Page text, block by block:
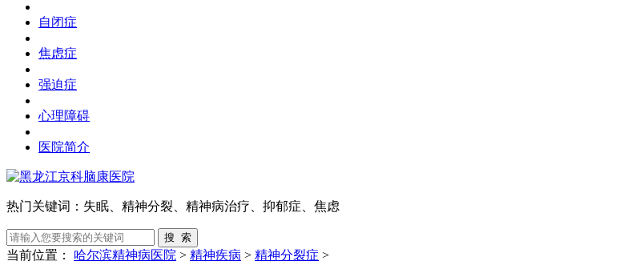
自闭症
焦虑症
强迫症
心理障碍
医院简介
热门关键词： 失眠、精神分裂、精神病治疗、抑郁症、焦虑
当前位置： 哈尔滨精神病医院 > 精神疾病 > 精神分裂症 >